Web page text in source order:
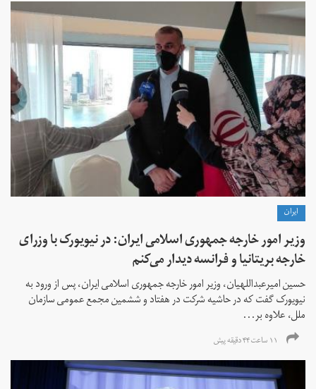
ايران
وزیر امور خارجه جمهوری اسلامی ایران: در نیویورک با وزرای
خارجه بریتانیا و فرانسه دیدار می‌کنم
حسین امیرعبداللهیان، وزیر امور خارجه جمهوری اسلامی ایران، پس از ورود به
نیویورک گفت که در حاشیه شرکت در هفتاد و ششمین مجمع عمومی سازمان
ملل، علاوه بر...
۱۱ ساعت ۴۴ دقیقه پیش